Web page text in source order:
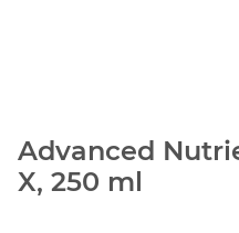
Advanced
X, 250 ml